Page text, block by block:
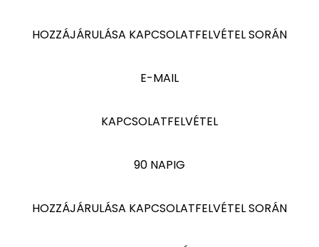
HOZZÁJÁRULÁSA KAPCSOLATFELVÉTEL SORÁN
E-MAIL
KAPCSOLATFELVÉTEL
90 NAPIG
HOZZÁJÁRULÁSA KAPCSOLATFELVÉTEL SORÁN